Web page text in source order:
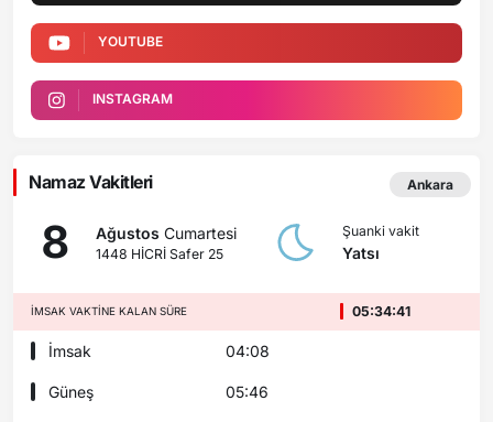
YOUTUBE
INSTAGRAM
Namaz Vakitleri Ankara
8 Ağustos Cumartesi
1448 HİCRİ Safer 25
Şuanki vakit
Yatsı
İMSAK VAKTINE KALAN SÜRE 05:34:41
İmsak 04:08
Güneş 05:46